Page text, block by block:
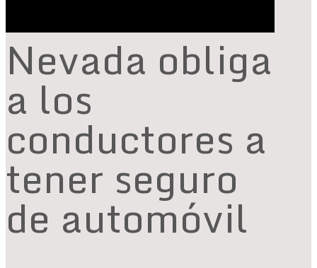
Nevada obliga
a los
conductores a
tener seguro
de automóvil